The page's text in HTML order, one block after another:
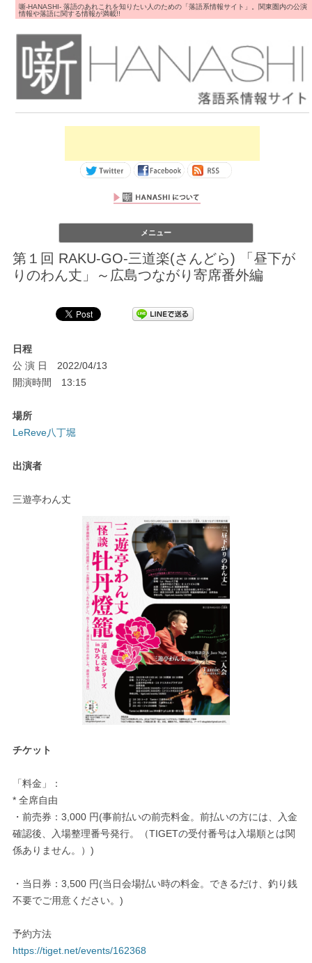
噺-HANASHI- 落語のあれこれを知りたい人のための「落語系情報サイト」。関東圏内の公演
情報や落語に関する情報が満載!!
メニュー
第１回 RAKU-GO-三道楽(さんどら) 「昼下が
りのわん丈」～広島つながり寄席番外編
日程
公 演 日 2022/04/13
開演時間 13:15
場所
LeReve八丁堀
出演者
三遊亭わん丈
チケット
「料金」：
* 全席自由
・前売券：3,000 円(事前払いの前売料金。前払いの方には、入金
確認後、入場整理番号発行。（TIGETの受付番号は入場順とは関
係ありません。）)
・当日券：3,500 円(当日会場払い時の料金。できるだけ、釣り銭
不要でご用意ください。)
予約方法
https://tiget.net/events/162368